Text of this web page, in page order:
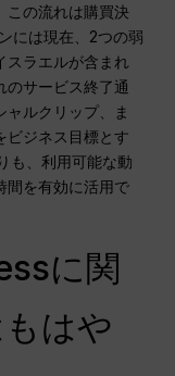
この流れは購買決
には現在、2つの弱
スラエルが含まれ
のサービス終了通
ルクリップ、ま
ビジネス目標とす
も、利用可能な動
間を有効に活用で
に関
はや